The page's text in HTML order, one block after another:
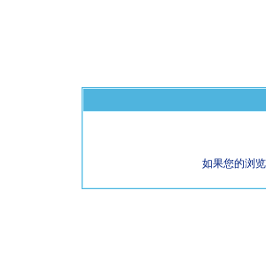
如果您的浏